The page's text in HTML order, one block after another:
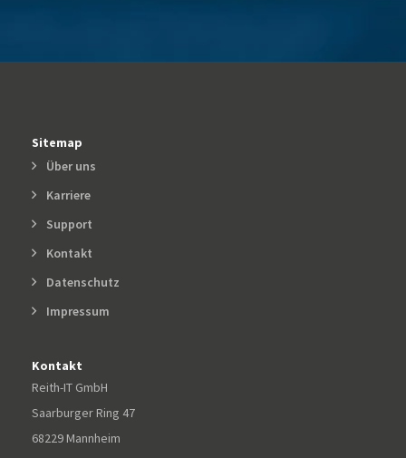
Sitemap
Über uns
Karriere
Support
Kontakt
Datenschutz
Impressum
Kontakt
Reith-IT GmbH
Saarburger Ring 47
68229 Mannheim